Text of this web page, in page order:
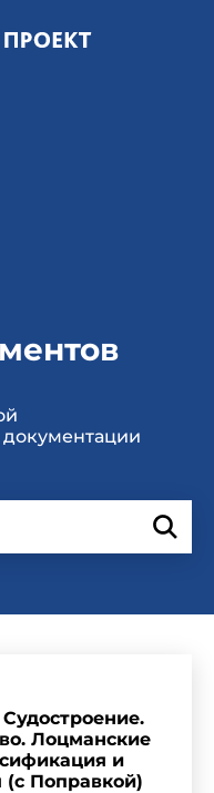
Лоцманские
и
(с Поправкой)